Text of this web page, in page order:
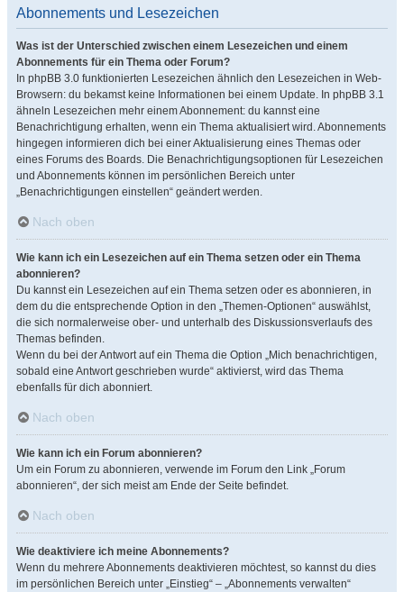
Abonnements und Lesezeichen
Was ist der Unterschied zwischen einem Lesezeichen und einem
Abonnements für ein Thema oder Forum?
In phpBB 3.0 funktionierten Lesezeichen ähnlich den Lesezeichen in Web-
Browsern: du bekamst keine Informationen bei einem Update. In phpBB 3.1
ähneln Lesezeichen mehr einem Abonnement: du kannst eine
Benachrichtigung erhalten, wenn ein Thema aktualisiert wird. Abonnements
hingegen informieren dich bei einer Aktualisierung eines Themas oder
eines Forums des Boards. Die Benachrichtigungsoptionen für Lesezeichen
und Abonnements können im persönlichen Bereich unter
„Benachrichtigungen einstellen“ geändert werden.
Nach oben
Wie kann ich ein Lesezeichen auf ein Thema setzen oder ein Thema
abonnieren?
Du kannst ein Lesezeichen auf ein Thema setzen oder es abonnieren, in
dem du die entsprechende Option in den „Themen-Optionen“ auswählst,
die sich normalerweise ober- und unterhalb des Diskussionsverlaufs des
Themas befinden.
Wenn du bei der Antwort auf ein Thema die Option „Mich benachrichtigen,
sobald eine Antwort geschrieben wurde“ aktivierst, wird das Thema
ebenfalls für dich abonniert.
Nach oben
Wie kann ich ein Forum abonnieren?
Um ein Forum zu abonnieren, verwende im Forum den Link „Forum
abonnieren“, der sich meist am Ende der Seite befindet.
Nach oben
Wie deaktiviere ich meine Abonnements?
Wenn du mehrere Abonnements deaktivieren möchtest, so kannst du dies
im persönlichen Bereich unter „Einstieg“ – „Abonnements verwalten“